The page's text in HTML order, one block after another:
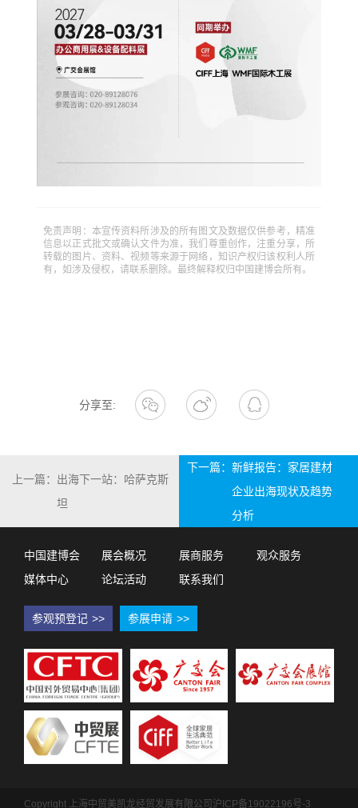
免责声明：本宣传资料所涉及的所有图文及数据仅供参考，精准
信息以正式批文或确认文件为准，我们尊重创作，注重分享，所
转载的图片、资料、视频等来源于网络，知识产权归该权利人所
有，如涉及侵权，请联系删除。最终解释权归中国建博会所有。
分享至:
上一篇： 出海下一站：哈萨克斯
坦
下一篇： 新鲜报告：家居建材
企业出海现状及趋势
分析
中国建博会 展会概况 展商服务
观众服务
媒体中心
论坛活动 联系我们
参观预登记 >> 参展申请 >>
Copyright 上海中贸美凯龙经贸发展有限公司 沪ICP备19022196号-3